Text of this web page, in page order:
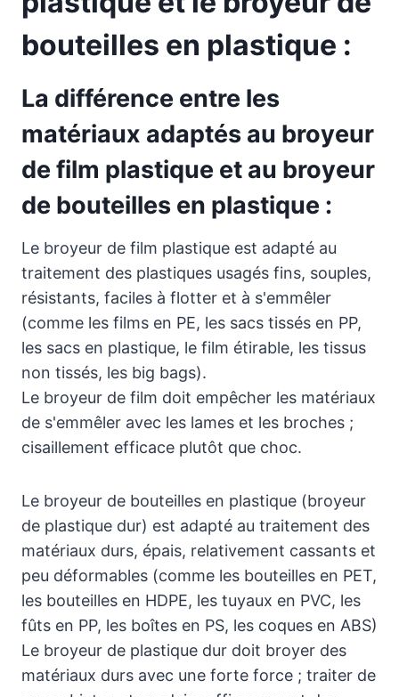
bouteilles en plastique :
La différence entre les
matériaux adaptés au broyeur
de film plastique et au broyeur
de bouteilles en plastique :
Le broyeur de film plastique est adapté au
traitement des plastiques usagés fins, souples,
résistants, faciles à flotter et à s'emmêler
(comme les films en PE, les sacs tissés en PP,
les sacs en plastique, le film étirable, les tissus
non tissés, les big bags).
Le broyeur de film doit empêcher les matériaux
de s'emmêler avec les lames et les broches ;
cisaillement efficace plutôt que choc.
Le broyeur de bouteilles en plastique (broyeur
de plastique dur) est adapté au traitement des
matériaux durs, épais, relativement cassants et
peu déformables (comme les bouteilles en PET,
les bouteilles en HDPE, les tuyaux en PVC, les
fûts en PP, les boîtes en PS, les coques en ABS)
Le broyeur de plastique dur doit broyer des
matériaux durs avec une forte force ; traiter de